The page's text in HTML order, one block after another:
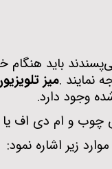
باید
نمایند .میز
وجود دارد.
و ام دی اف یا
زیر اشاره نمود: